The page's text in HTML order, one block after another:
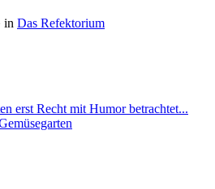
in Das Refektorium
erst Recht mit Humor betrachtet...